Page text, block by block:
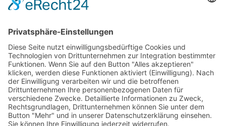
Susanne Steiger
Geschäfte
Newsletter
Kontakt